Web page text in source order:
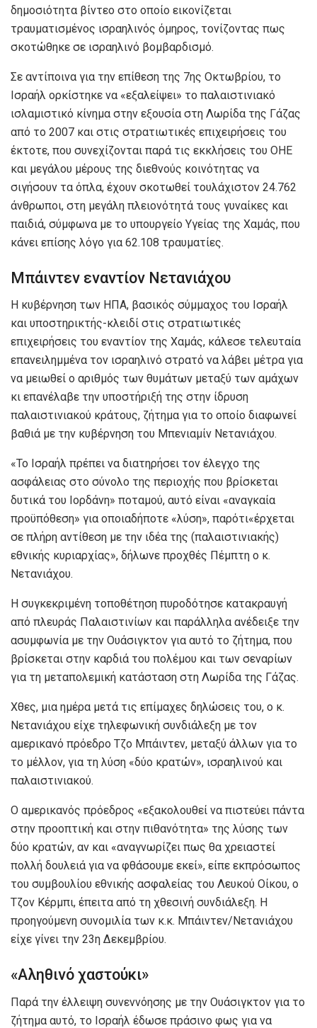
δημοσιότητα βίντεο στο οποίο εικονίζεται
τραυματισμένος ισραηλινός όμηρος, τονίζοντας πως
σκοτώθηκε σε ισραηλινό βομβαρδισμό.
Σε αντίποινα για την επίθεση της 7ης Οκτωβρίου, το
Ισραήλ ορκίστηκε να «εξαλείψει» το παλαιστινιακό
ισλαμιστικό κίνημα στην εξουσία στη Λωρίδα της Γάζας
από το 2007 και στις στρατιωτικές επιχειρήσεις του
έκτοτε, που συνεχίζονται παρά τις εκκλήσεις του ΟΗΕ
και μεγάλου μέρους της διεθνούς κοινότητας να
σιγήσουν τα όπλα, έχουν σκοτωθεί τουλάχιστον 24.762
άνθρωποι, στη μεγάλη πλειονότητά τους γυναίκες και
παιδιά, σύμφωνα με το υπουργείο Υγείας της Χαμάς, που
κάνει επίσης λόγο για 62.108 τραυματίες.
Μπάιντεν εναντίον Νετανιάχου
Η κυβέρνηση των ΗΠΑ, βασικός σύμμαχος του Ισραήλ
και υποστηρικτής-κλειδί στις στρατιωτικές
επιχειρήσεις του εναντίον της Χαμάς, κάλεσε τελευταία
επανειλημμένα τον ισραηλινό στρατό να λάβει μέτρα για
να μειωθεί ο αριθμός των θυμάτων μεταξύ των αμάχων
κι επανέλαβε την υποστήριξή της στην ίδρυση
παλαιστινιακού κράτους, ζήτημα για το οποίο διαφωνεί
βαθιά με την κυβέρνηση του Μπενιαμίν Νετανιάχου.
«Το Ισραήλ πρέπει να διατηρήσει τον έλεγχο της
ασφάλειας στο σύνολο της περιοχής που βρίσκεται
δυτικά του Ιορδάνη» ποταμού, αυτό είναι «αναγκαία
προϋπόθεση» για οποιαδήποτε «λύση», παρότι«έρχεται
σε πλήρη αντίθεση με την ιδέα της (παλαιστινιακής)
εθνικής κυριαρχίας», δήλωνε προχθές Πέμπτη ο κ.
Νετανιάχου.
Η συγκεκριμένη τοποθέτηση πυροδότησε κατακραυγή
από πλευράς Παλαιστινίων και παράλληλα ανέδειξε την
ασυμφωνία με την Ουάσιγκτον για αυτό το ζήτημα, που
βρίσκεται στην καρδιά του πολέμου και των σεναρίων
για τη μεταπολεμική κατάσταση στη Λωρίδα της Γάζας.
Χθες, μια ημέρα μετά τις επίμαχες δηλώσεις του, ο κ.
Νετανιάχου είχε τηλεφωνική συνδιάλεξη με τον
αμερικανό πρόεδρο Τζο Μπάιντεν, μεταξύ άλλων για το
το μέλλον, για τη λύση «δύο κρατών», ισραηλινού και
παλαιστινιακού.
Ο αμερικανός πρόεδρος «εξακολουθεί να πιστεύει πάντα
στην προοπτική και στην πιθανότητα» της λύσης των
δύο κρατών, αν και «αναγνωρίζει πως θα χρειαστεί
πολλή δουλειά για να φθάσουμε εκεί», είπε εκπρόσωπος
του συμβουλίου εθνικής ασφαλείας του Λευκού Οίκου, ο
Τζον Κέρμπι, έπειτα από τη χθεσινή συνδιάλεξη. Η
προηγούμενη συνομιλία των κ.κ. Μπάιντεν/Νετανιάχου
είχε γίνει την 23η Δεκεμβρίου.
«Αληθινό χαστούκι»
Παρά την έλλειψη συνεννόησης με την Ουάσιγκτον για το
ζήτημα αυτό, το Ισραήλ έδωσε πράσινο φως για να